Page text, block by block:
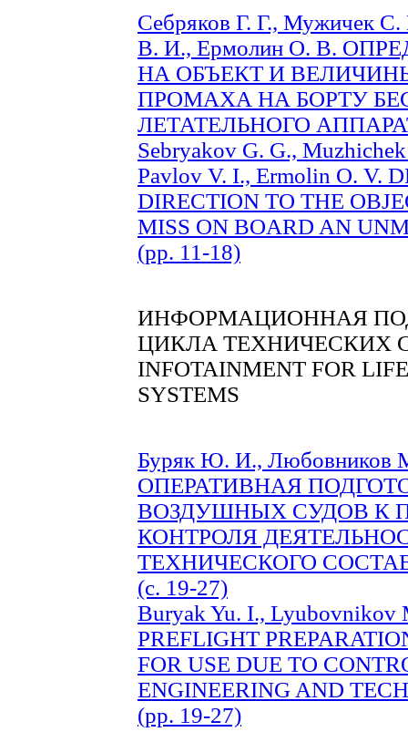
Себряков Г. Г., Мужичек
В. И., Ермолин О. В.
НА ОБЪЕКТ И
ПРОМАХА НА БОРТУ
ЛЕТАТЕЛЬНОГО
Sebryakov G. G.,
Pavlov V. I., Ermolin O. V.
DIRECTION TO THE
MISS ON BOARD AN
(pp. 11-18)
ИНФОРМАЦИОННАЯ
ЦИКЛА ТЕХНИЧЕСКИХ
INFOTAINMENT FOR
SYSTEMS
Буряк Ю. И., Любовников
ОПЕРАТИВНАЯ
ВОЗДУШНЫХ СУДОВ К
КОНТРОЛЯ
ТЕХНИЧЕСКОГО
(с. 19-27)
Buryak Yu. I., Lyubovnikov
PREFLIGHT
FOR USE DUE TO
ENGINEERING AND
(pp. 19-27)